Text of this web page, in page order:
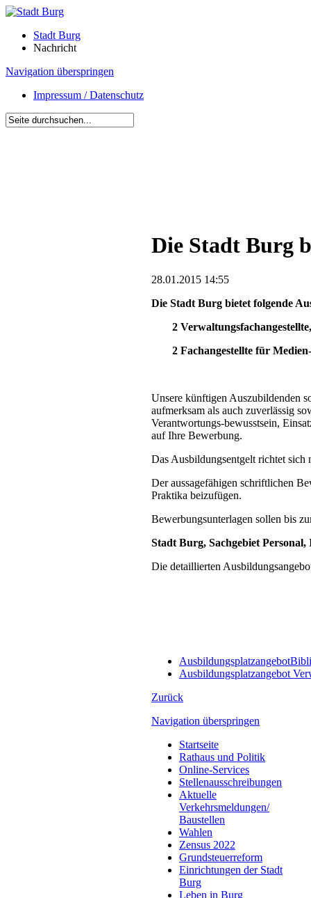
Stadt Burg
Nachricht
Navigation überspringen
Impressum / Datenschutz
Die Stadt Burg
28.01.2015 14:55
Die Stadt Burg bietet folgende
2
2 Fachangestellte für
Unsere künftigen Auszubildenden
aufmerksam als auch zuverlässig
Verantwortungs-bewusstsein,
auf Ihre Bewerbung.
Das Ausbildungsentgelt richtet
Der aussagefähigen schriftlichen
Praktika beizufügen.
Bewerbungsunterlagen sollen bis
Stadt Burg, Sachgebiet
Die detaillierten
Ausbildungsplatzangebot
Zurück
Navigation überspringen
Startseite
Rathaus und Politik
Online-Services
Stellenausschreibungen
Aktuelle
Verkehrsmeldungen/
Baustellen
Wahlen
Zensus 2022
Grundsteuerreform
Einrichtungen der Stadt
Burg
Leben in Burg